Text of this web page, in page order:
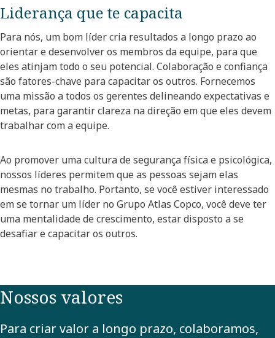
Liderança que te capacita​
Para nós, um bom líder cria resultados a longo prazo ao
orientar e desenvolver os membros da equipe, para que
eles atinjam todo o seu potencial. Colaboração e confiança
são fatores-chave para capacitar os outros. Fornecemos
uma missão a todos os gerentes delineando expectativas e
metas, para garantir clareza na direção em que eles devem
trabalhar com a equipe. ​
Ao promover uma cultura de segurança física e psicológica,
nossos líderes permitem que as pessoas sejam elas
mesmas no trabalho. Portanto, se você estiver interessado
em se tornar um líder no Grupo Atlas Copco, você deve ter
uma mentalidade de crescimento, estar disposto a se
desafiar e capacitar os outros. ​
Nossos valores
Para criar valor a longo prazo, colaboramos,